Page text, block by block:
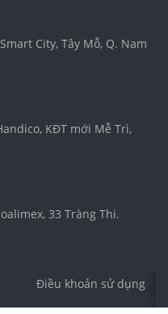
City, Tây Mỗ, Q. Nam
KĐT mới Mễ Trì,
33 Tràng Thi.
Điều khoản sử dụng